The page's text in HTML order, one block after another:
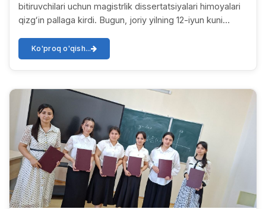
bitiruvchilari uchun magistrlik dissertatsiyalari himoyalari
qizgʻin pallaga kirdi. Bugun, joriy yilning 12-iyun kuni
Ko'proq o'qish...